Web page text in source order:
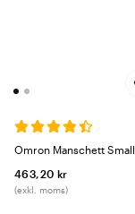
Omron Manschett Small
463,20 kr
(exkl. moms)